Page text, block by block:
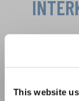
This website
zustimmen. Sie
Festivals,